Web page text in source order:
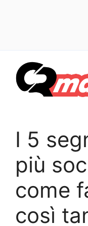
contenuto
I 5
più
come
così